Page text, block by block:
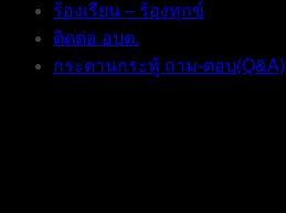
ร้องเรียน – ร้องทุกข์
ติดต่อ อบต.
กระดานกระทู้ ถาม-ตอบ(Q&A)